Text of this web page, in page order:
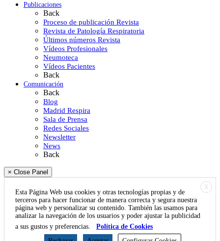
Publicaciones
Back
Proceso de publicación Revista
Revista de Patología Respiratoria
Últimos números Revista
Vídeos Profesionales
Neumoteca
Vídeos Pacientes
Back
Comunicación
Back
Blog
Madrid Respira
Sala de Prensa
Redes Sociales
Newsletter
News
Back
× Close Panel
X
Esta Página Web usa cookies y otras tecnologías propias y de
terceros para hacer funcionar de manera correcta y segura nuestra
página web y personalizar su contenido. También las usamos para
analizar la navegación de los usuarios y poder ajustar la publicidad
a sus gustos y preferencias.
Política de Cookies